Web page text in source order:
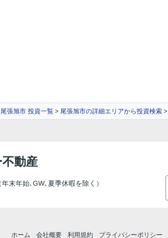
尾張旭市 投資一覧 尾張旭市の詳細エリアから投資検索
動産
末年始､GW､夏季休暇を除く）
ホーム 会社概要 利用規約 プライバシーポリシー